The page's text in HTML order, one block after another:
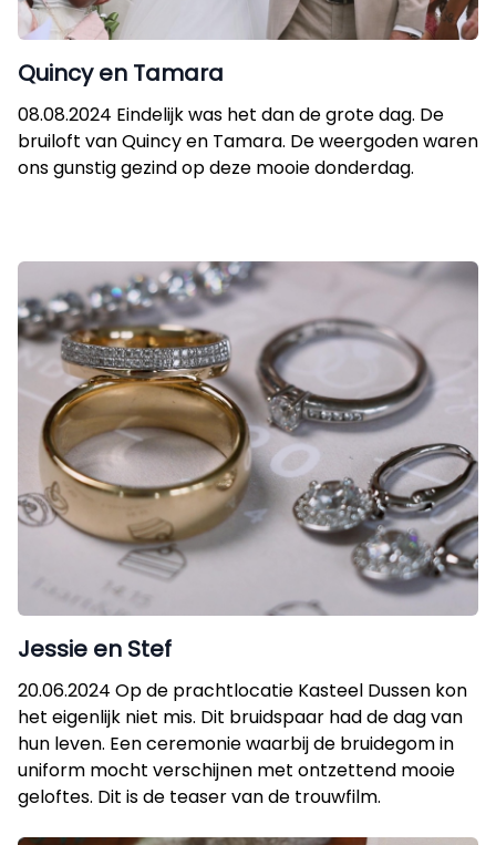
Quincy en Tamara
08.08.2024 Eindelijk was het dan de grote dag. De
bruiloft van Quincy en Tamara. De weergoden waren
ons gunstig gezind op deze mooie donderdag.
Jessie en Stef
20.06.2024 Op de prachtlocatie Kasteel Dussen kon
het eigenlijk niet mis. Dit bruidspaar had de dag van
hun leven. Een ceremonie waarbij de bruidegom in
uniform mocht verschijnen met ontzettend mooie
geloftes. Dit is de teaser van de trouwfilm.